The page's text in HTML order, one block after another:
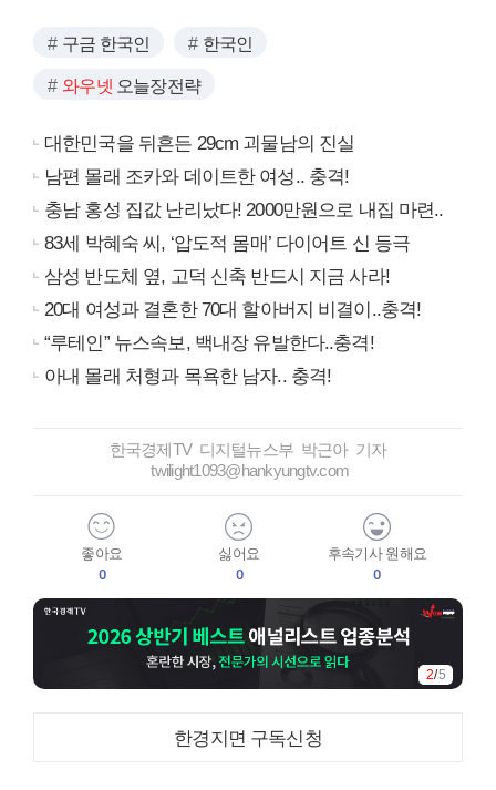
구금 한국인 한국인
와우넷 오늘장전략
대한민국을 뒤흔든 29cm 괴물남의 진실
남편 몰래 조카와 데이트한 여성.. 충격!
충남 홍성 집값 난리났다! 2000만원으로 내집 마련..
83세 박혜숙 씨, ‘압도적 몸매’ 다이어트 신 등극
삼성 반도체 옆, 고덕 신축 반드시 지금 사라!
20대 여성과 결혼한 70대 할아버지 비결이..충격!
“루테인” 뉴스속보, 백내장 유발한다..충격!
아내 몰래 처형과 목욕한 남자.. 충격!
한국경제TV 디지털뉴스부 박근아 기자
twilight1093@hankyungtv.com
좋아요
0
싫어요
0
후속기사 원해요
0
2/5
한경지면 구독신청